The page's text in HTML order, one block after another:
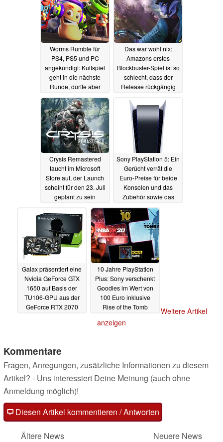
Worms Rumble für
PS4, PS5 und PC
angekündigt: Kultspiel
geht in die nächste
Runde, dürfte aber
02.07.2020
Das war wohl nix:
Amazons erstes
Blockbuster-Spiel ist so
schlecht, dass der
Release rückgängig
Crysis Remastered
taucht im Microsoft
Store auf, der Launch
scheint für den 23. Juli
geplant zu sein
Sony PlayStation 5: Ein
Gerücht verrät die
Euro-Preise für beide
Konsolen und das
Zubehör sowie das
November29.06.2020
Galax präsentiert eine
Nvidia GeForce GTX
1650 auf Basis der
TU106-GPU aus der
GeForce RTX 2070
10 Jahre PlayStation
Plus: Sony verschenkt
Goodies im Wert von
100 Euro inklusive
Rise of the Tomb
Weitere Artikel
anzeigen
Kommentare
Fragen, Anregungen, zusätzliche Informationen zu diesem
Artikel? - Uns interessiert Deine Meinung (auch ohne
Anmeldung möglich)!
Diesen Artikel kommentieren / Antworten
Ältere News
Neuere News